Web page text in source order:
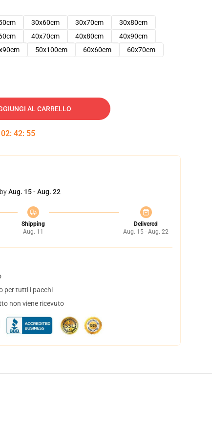
30x60cm 30x70cm
30x80cm
40x70cm 40x80cm
40x90cm
50x100cm 60x60cm
60x70cm
AL CARRELLO
02: 42: 54
Aug. 15 - Aug. 22
Shipping
Aug. 11
Delivered
Aug. 15 - Aug. 22
per tutti i pacchi
non viene ricevuto